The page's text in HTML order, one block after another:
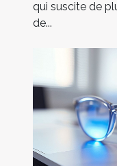
qui suscite de
de...